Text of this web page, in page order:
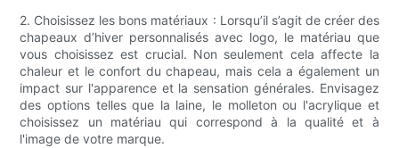
2. Choisissez les bons matériaux : Lorsqu’il s’agit de créer des
chapeaux d’hiver personnalisés avec logo, le matériau que
vous choisissez est crucial. Non seulement cela affecte la
chaleur et le confort du chapeau, mais cela a également un
impact sur l'apparence et la sensation générales. Envisagez
des options telles que la laine, le molleton ou l'acrylique et
choisissez un matériau qui correspond à la qualité et à
l'image de votre marque.